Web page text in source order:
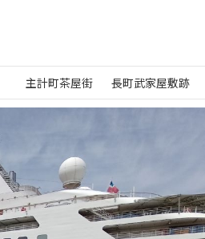
主計町茶屋街 長町武家屋敷跡